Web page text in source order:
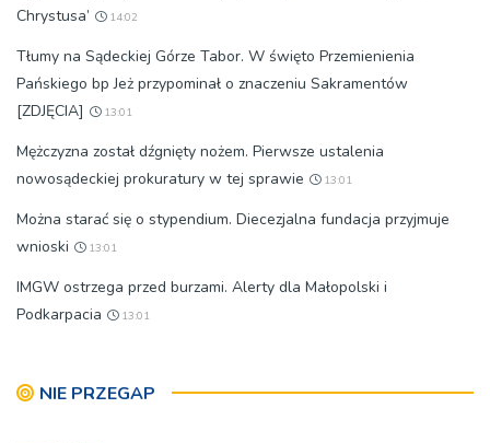
Chrystusa’
14:02
Tłumy na Sądeckiej Górze Tabor. W święto Przemienienia
Pańskiego bp Jeż przypominał o znaczeniu Sakramentów
[ZDJĘCIA]
13:01
Mężczyzna został dźgnięty nożem. Pierwsze ustalenia
nowosądeckiej prokuratury w tej sprawie
13:01
Można starać się o stypendium. Diecezjalna fundacja przyjmuje
wnioski
13:01
IMGW ostrzega przed burzami. Alerty dla Małopolski i
Podkarpacia
13:01
NIE PRZEGAP